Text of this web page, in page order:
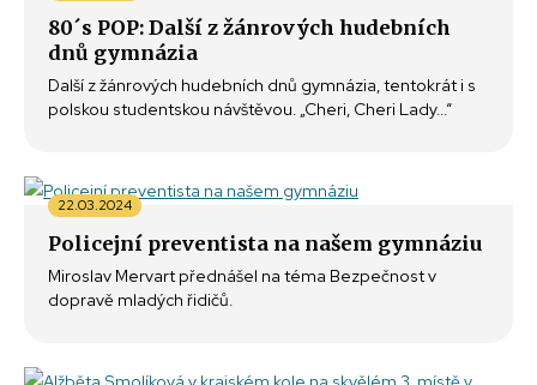
80´s POP: Další z žánrových hudebních
dnů gymnázia
Další z žánrových hudebních dnů gymnázia, tentokrát i s
polskou studentskou návštěvou. „Cheri, Cheri Lady...“
Policejní preventista na našem gymnáziu
22.03.2024
Miroslav Mervart přednášel na téma Bezpečnost v
dopravě mladých řidičů.